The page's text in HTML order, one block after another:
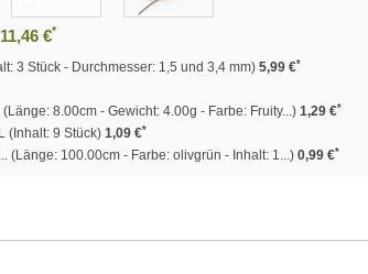
11,46 €*
3 Stück - Durchmesser: 1,5 und 3,4 mm) 5,99 €*
(Länge: 8.00cm - Gewicht: 4.00g - Farbe: Fruity...) 1,29 €*
(Inhalt: 9 Stück) 1,09 €*
(Länge: 100.00cm - Farbe: olivgrün - Inhalt: 1...) 0,99 €*